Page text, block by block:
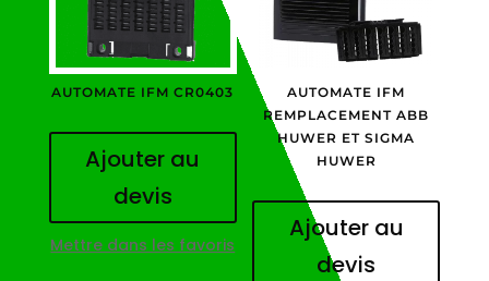
AUTOMATE IFM CR0403
Ajouter au
devis
Mettre dans les favoris
AUTOMATE IFM
REMPLACEMENT ABB
HUWER ET SIGMA
HUWER
Ajouter au
devis